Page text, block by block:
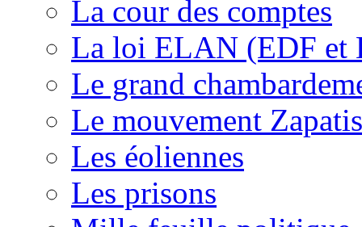
La cour des comptes
La loi ELAN (EDF et
Le grand
Le mouvement
Les éoliennes
Les prisons